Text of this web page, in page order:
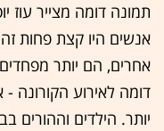
אנשים היו קצת פחות
אחרים, הם יותר
דומה לאירוע הקורונה -
יותר. הילדים וההורים